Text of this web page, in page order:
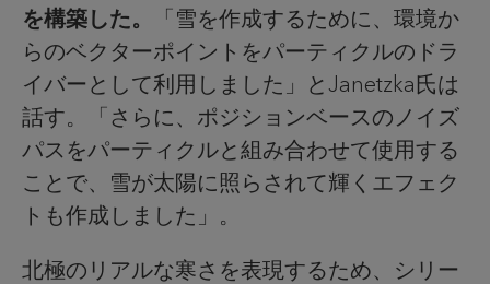
を構築した。
「雪を作成するために、環境か
らのベクターポイントをパーティクルのドラ
イバーとして利用しました」とJanetzka氏は
話す。「さらに、ポジションベースのノイズ
パスをパーティクルと組み合わせて使用する
ことで、雪が太陽に照らされて輝くエフェク
トも作成しました」。
北極のリアルな寒さを表現するため、シリー